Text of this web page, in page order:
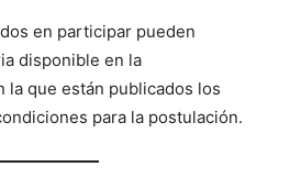
en participar pueden
disponible en la
la que están publicados los
para la postulación.